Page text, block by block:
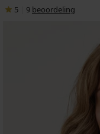
5 9 beoordeling